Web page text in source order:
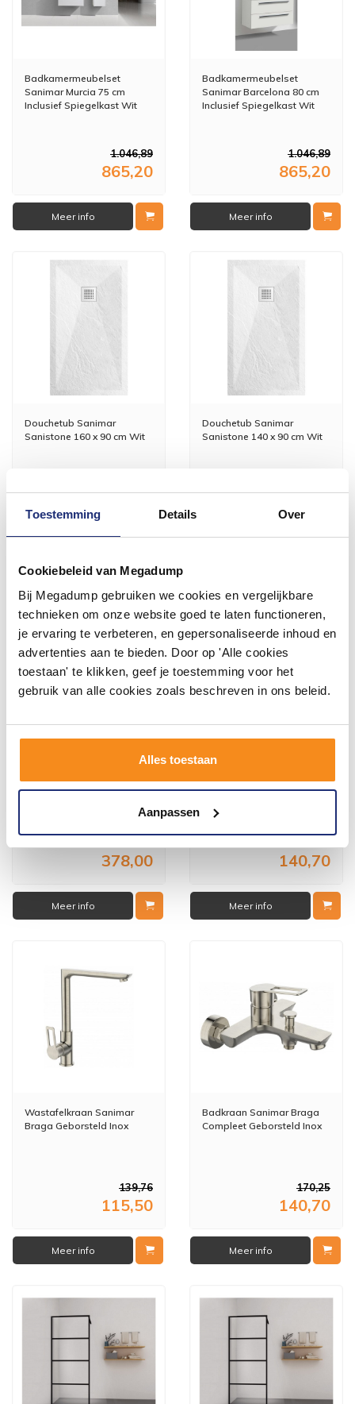
Toestemming Details Over
Cookiebeleid van Megadump
Bij Megadump gebruiken we cookies en vergelijkbare
technieken om onze website goed te laten functioneren,
je ervaring te verbeteren, en gepersonaliseerde inhoud en
advertenties aan te bieden. Door op 'Alle cookies
toestaan' te klikken, geef je toestemming voor het
gebruik van alle cookies zoals beschreven in ons beleid.
Alles toestaan
Aanpassen
Badkamermeubelset
Sanimar Murcia 75 cm
Inclusief Spiegelkast Wit
1.046,89
865,20
Meer info
Badkamermeubelset
Sanimar Barcelona 80 cm
Inclusief Spiegelkast Wit
1.046,89
865,20
Meer info
Douchetub Sanimar
Sanistone 160 x 90 cm Wit
Douchetub Sanimar
Sanistone 140 x 90 cm Wit
420,00
Sanistone 120 x 90 cm Wit
378,00
Meer info
Badkraan Sanimar Faro
Compleet Geborsteld Koper
140,70
Meer info
Wastafelkraan Sanimar
Braga Geborsteld Inox
139,76
115,50
Meer info
Badkraan Sanimar Braga
Compleet Geborsteld Inox
170,25
140,70
Meer info